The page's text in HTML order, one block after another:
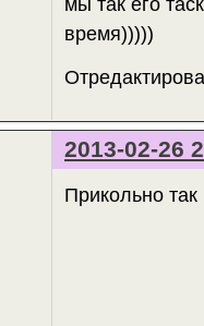
мы так его
время)))))
2013-02-26
Прикольно так